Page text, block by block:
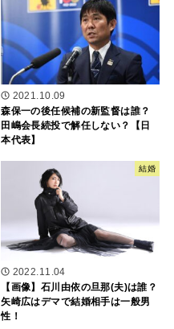
2021.10.09
森保一の後任候補の新監督は誰？
田嶋会長続投で解任しない？【日
本代表】
結婚
2022.11.04
【画像】石川由依の旦那(夫)は誰？
矢崎広はデマで結婚相手は一般男
性！